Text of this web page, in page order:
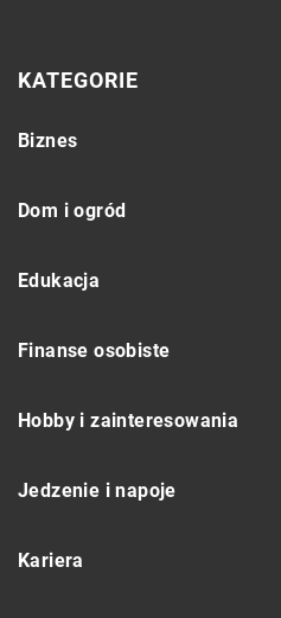
KATEGORIE
Biznes
Dom i ogród
Edukacja
Finanse osobiste
Hobby i zainteresowania
Jedzenie i napoje
Kariera